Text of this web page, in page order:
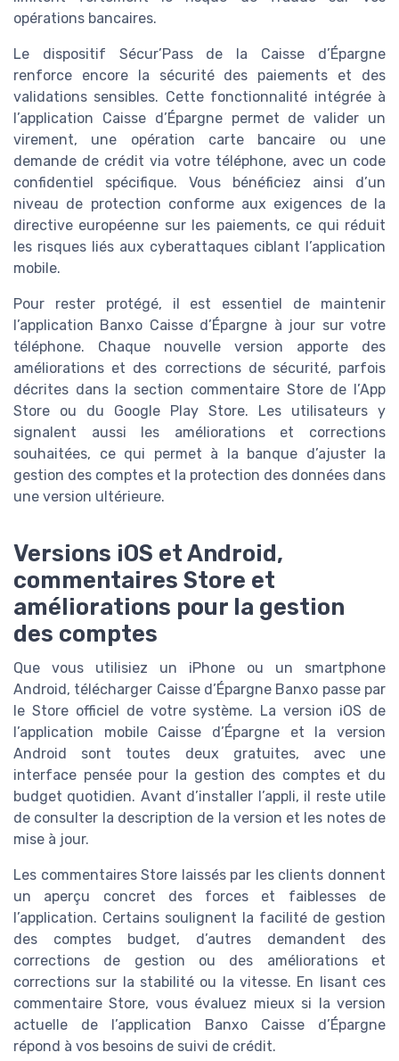
opérations bancaires.
Le dispositif Sécur’Pass de la Caisse d’Épargne
renforce encore la sécurité des paiements et des
validations sensibles. Cette fonctionnalité intégrée à
l’application Caisse d’Épargne permet de valider un
virement, une opération carte bancaire ou une
demande de crédit via votre téléphone, avec un code
confidentiel spécifique. Vous bénéficiez ainsi d’un
niveau de protection conforme aux exigences de la
directive européenne sur les paiements, ce qui réduit
les risques liés aux cyberattaques ciblant l’application
mobile.
Pour rester protégé, il est essentiel de maintenir
l’application Banxo Caisse d’Épargne à jour sur votre
téléphone. Chaque nouvelle version apporte des
améliorations et des corrections de sécurité, parfois
décrites dans la section commentaire Store de l’App
Store ou du Google Play Store. Les utilisateurs y
signalent aussi les améliorations et corrections
souhaitées, ce qui permet à la banque d’ajuster la
gestion des comptes et la protection des données dans
une version ultérieure.
Versions iOS et Android,
commentaires Store et
améliorations pour la gestion
des comptes
Que vous utilisiez un iPhone ou un smartphone
Android, télécharger Caisse d’Épargne Banxo passe par
le Store officiel de votre système. La version iOS de
l’application mobile Caisse d’Épargne et la version
Android sont toutes deux gratuites, avec une
interface pensée pour la gestion des comptes et du
budget quotidien. Avant d’installer l’appli, il reste utile
de consulter la description de la version et les notes de
mise à jour.
Les commentaires Store laissés par les clients donnent
un aperçu concret des forces et faiblesses de
l’application. Certains soulignent la facilité de gestion
des comptes budget, d’autres demandent des
corrections de gestion ou des améliorations et
corrections sur la stabilité ou la vitesse. En lisant ces
commentaire Store, vous évaluez mieux si la version
actuelle de l’application Banxo Caisse d’Épargne
répond à vos besoins de suivi de crédit.